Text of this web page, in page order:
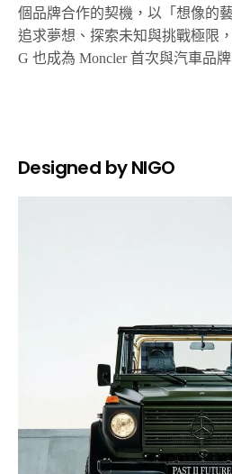
個品牌合作的契機，以「想像的
追求夢想、探索未知與挑戰極限
G 也成為 Moncler 首次與汽車品
Designed by NIGO